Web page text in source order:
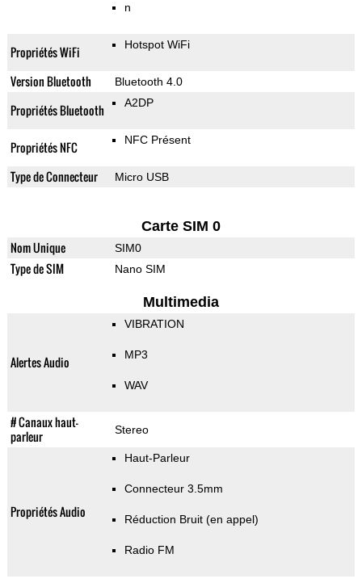
n
Propriétés WiFi Hotspot WiFi
Version Bluetooth Bluetooth 4.0
Propriétés Bluetooth A2DP
Propriétés NFC NFC Présent
Type de Connecteur Micro USB
Carte SIM 0
Nom Unique SIM0
Type de SIM Nano SIM
Multimedia
Alertes Audio
VIBRATION
MP3
WAV
# Canaux haut-
parleur
Stereo
Propriétés Audio
Haut-Parleur
Connecteur 3.5mm
Réduction Bruit (en appel)
Radio FM